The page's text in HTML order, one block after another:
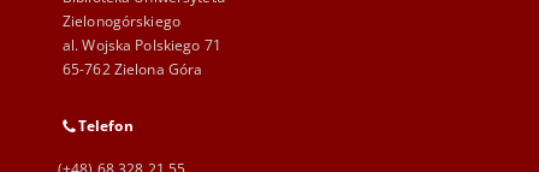
Zielonogórskiego
al. Wojska Polskiego 71
65-762 Zielona Góra
Telefon